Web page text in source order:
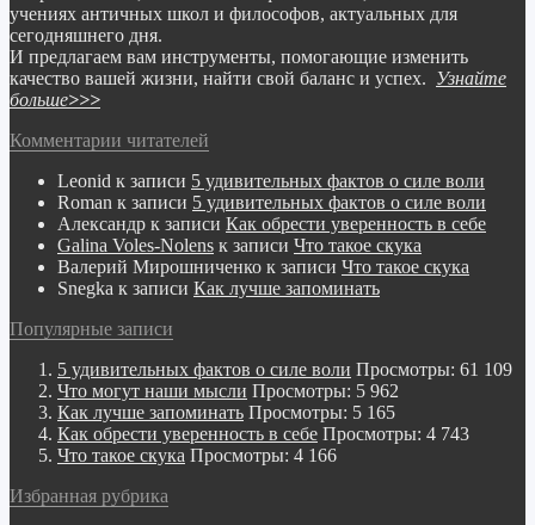
учениях античных школ и философов, актуальных для
сегодняшнего дня.
И предлагаем вам инструменты, помогающие изменить
качество вашей жизни, найти свой баланс и успех. Узнайте
больше>>>
Комментарии читателей
Leonid к записи 5 удивительных фактов о силе воли
Roman к записи 5 удивительных фактов о силе воли
Александр к записи Как обрести уверенность в себе
Galina Voles-Nolens к записи Что такое скука
Валерий Мирошниченко к записи Что такое скука
Snegka к записи Как лучше запоминать
Популярные записи
5 удивительных фактов о силе воли Просмотры: 61 109
Что могут наши мысли Просмотры: 5 962
Как лучше запоминать Просмотры: 5 165
Как обрести уверенность в себе Просмотры: 4 743
Что такое скука Просмотры: 4 166
Избранная рубрика